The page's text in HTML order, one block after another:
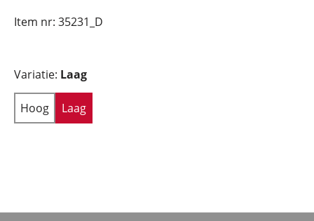
Item nr: 35231_D
Variatie: Laag
Hoog Laag